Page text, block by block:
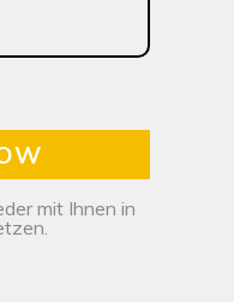
mit Ihnen in